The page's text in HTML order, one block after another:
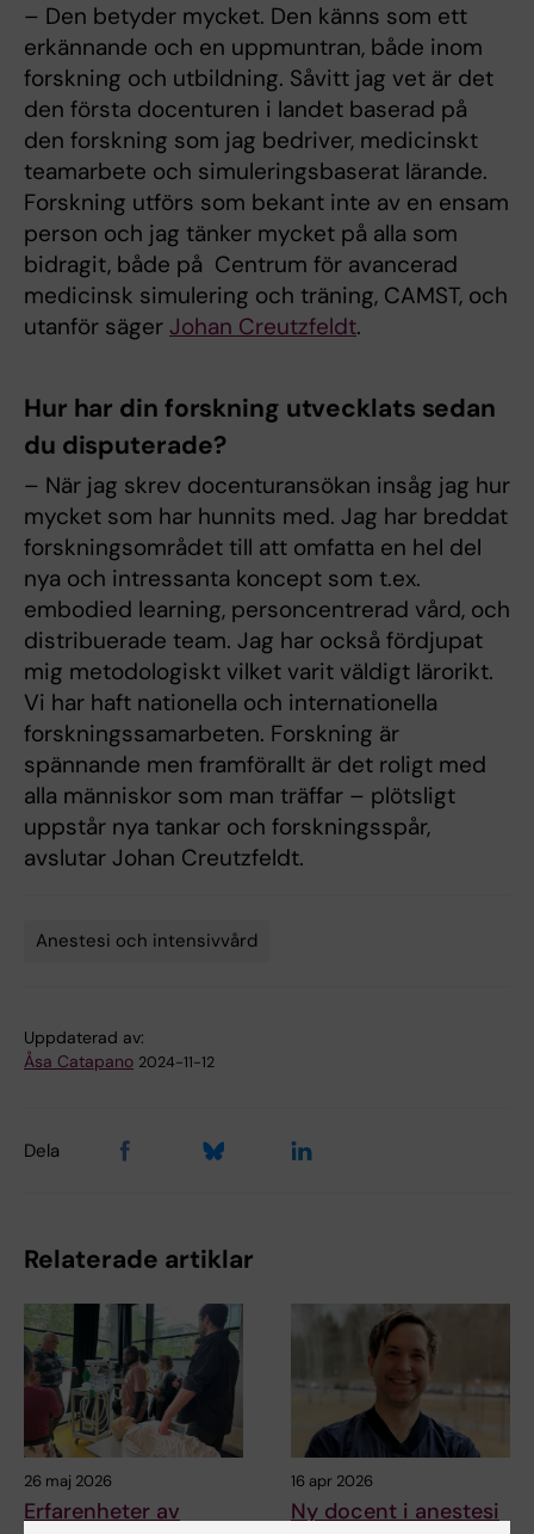
– Den betyder mycket. Den känns som ett
erkännande och en uppmuntran, både inom
forskning och utbildning. Såvitt jag vet är det
den första docenturen i landet baserad på
den forskning som jag bedriver, medicinskt
teamarbete och simuleringsbaserat lärande.
Forskning utförs som bekant inte av en ensam
person och jag tänker mycket på alla som
bidragit, både på Centrum för avancerad
medicinsk simulering och träning, CAMST, och
utanför säger Johan Creutzfeldt.
Hur har din forskning utvecklats sedan
du disputerade?
– När jag skrev docenturansökan insåg jag hur
mycket som har hunnits med. Jag har breddat
forskningsområdet till att omfatta en hel del
nya och intressanta koncept som t.ex.
embodied learning, personcentrerad vård, och
distribuerade team. Jag har också fördjupat
mig metodologiskt vilket varit väldigt lärorikt.
Vi har haft nationella och internationella
forskningssamarbeten. Forskning är
spännande men framförallt är det roligt med
alla människor som man träffar – plötsligt
uppstår nya tankar och forskningsspår,
avslutar Johan Creutzfeldt.
Anestesi och intensivvård
Uppdaterad av:
Åsa Catapano 2024-11-12
Dela
Relaterade artiklar
26 maj 2026
Erfarenheter av
16 apr 2026
Ny docent i anestesi